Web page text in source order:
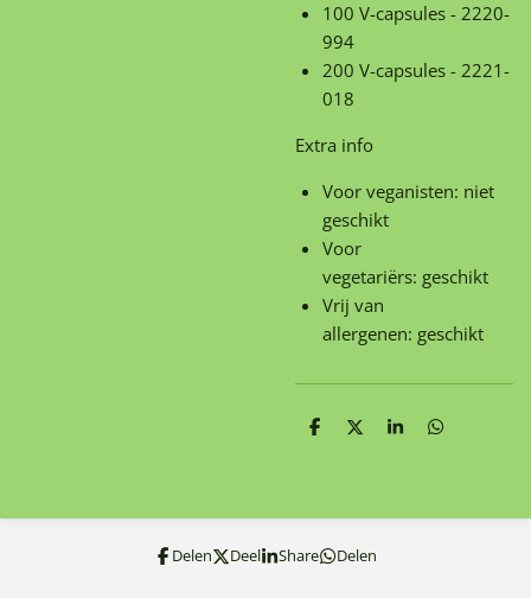
100 V-capsules - 2220-
994
200 V-capsules - 2221-
018
Extra info
Voor veganisten: niet
geschikt
Voor
vegetariërs: geschikt
Vrij van
allergenen: geschikt
D
D
S
D
Delen Deel Share Delen